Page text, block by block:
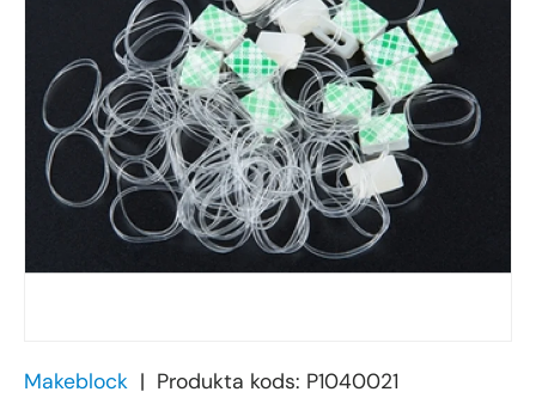
Makeblock | Produkta kods: P1040021